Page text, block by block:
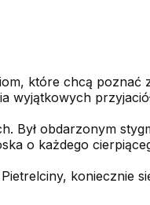
które chcą
wyjątkowych
Był obdarzonym
o każdego
koniecznie